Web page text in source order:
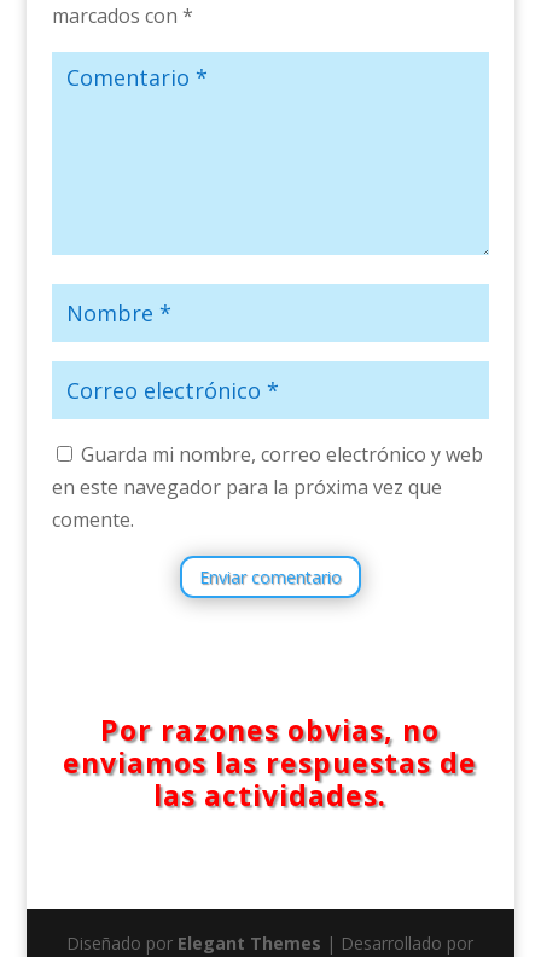
marcados con *
Guarda mi nombre, correo electrónico y web
en este navegador para la próxima vez que
comente.
Enviar comentario
Por razones obvias, no
enviamos las respuestas de
las actividades.
Diseñado por Elegant Themes | Desarrollado por